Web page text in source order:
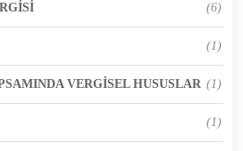
(6)
(1)
VERGİSEL HUSUSLAR (1)
(1)